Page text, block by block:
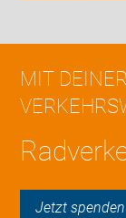
MIT
Jetzt spenden